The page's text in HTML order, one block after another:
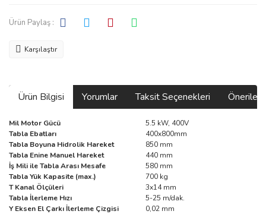
Ürün Paylaş :
Karşılaştır
Ürün Bilgisi Yorumlar Taksit Seçenekleri
Mil Motor Gücü
5.5 kW, 400V
Tabla Ebatları
400x800mm
Tabla Boyuna Hidrolik Hareket
850 mm
Tabla Enine Manuel Hareket
440 mm
İş Mili ile Tabla Arası Mesafe
580 mm
Tabla Yük Kapasite (max.)
700 kg
T Kanal Ölçüleri
3x14 mm
Tabla İlerleme Hızı
5-25 m/dak.
Y Eksen El Çarkı İlerleme Çizgisi
0,02 mm